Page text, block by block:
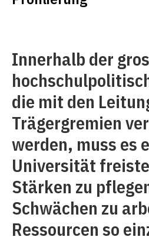
Innerhalb der
die mit den
Trägergremien
werden, muss es
Universität
Stärken zu
Schwächen zu
Ressourcen so